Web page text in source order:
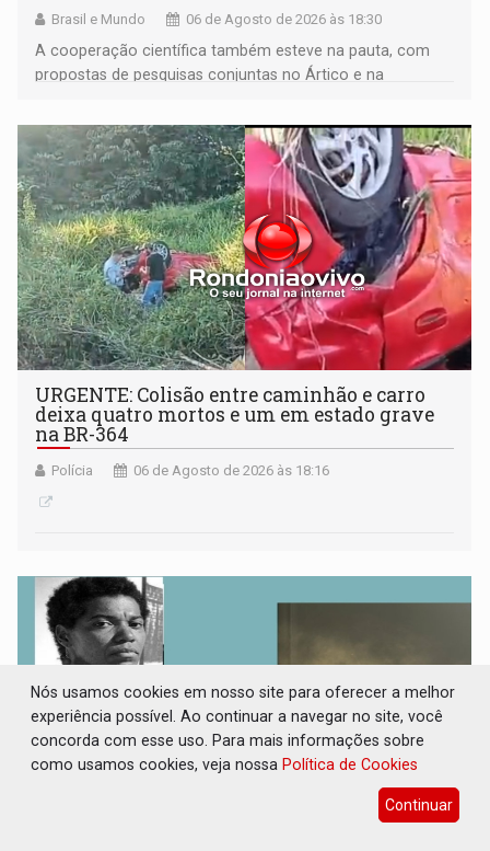
Brasil e Mundo 06 de Agosto de 2026 às 18:30
A cooperação científica também esteve na pauta, com
propostas de pesquisas conjuntas no Ártico e na
URGENTE: Colisão entre caminhão e carro
deixa quatro mortos e um em estado grave
na BR-364
Polícia 06 de Agosto de 2026 às 18:16
Nós usamos cookies em nosso site para oferecer a melhor
experiência possível. Ao continuar a navegar no site, você
concorda com esse uso. Para mais informações sobre
como usamos cookies, veja nossa Política de Cookies
Continuar